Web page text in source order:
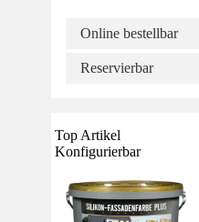
Online bestellbar
Reservierbar
Top Artikel
Konfigurierbar